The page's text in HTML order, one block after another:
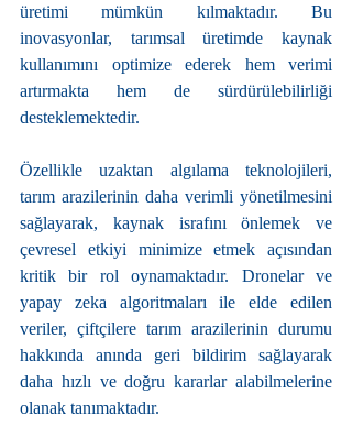
üretimi mümkün kılmaktadır. Bu
inovasyonlar, tarımsal üretimde kaynak
kullanımını optimize ederek hem verimi
artırmakta hem de sürdürülebilirliği
desteklemektedir.
Özellikle uzaktan algılama teknolojileri,
tarım arazilerinin daha verimli yönetilmesini
sağlayarak, kaynak israfını önlemek ve
çevresel etkiyi minimize etmek açısından
kritik bir rol oynamaktadır. Dronelar ve
yapay zeka algoritmaları ile elde edilen
veriler, çiftçilere tarım arazilerinin durumu
hakkında anında geri bildirim sağlayarak
daha hızlı ve doğru kararlar alabilmelerine
olanak tanımaktadır.